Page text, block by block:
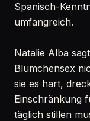
Spanisch-
umfangreich.
Natalie Alba
Blümchensex
sie es hart,
Einschränkung
täglich stillen